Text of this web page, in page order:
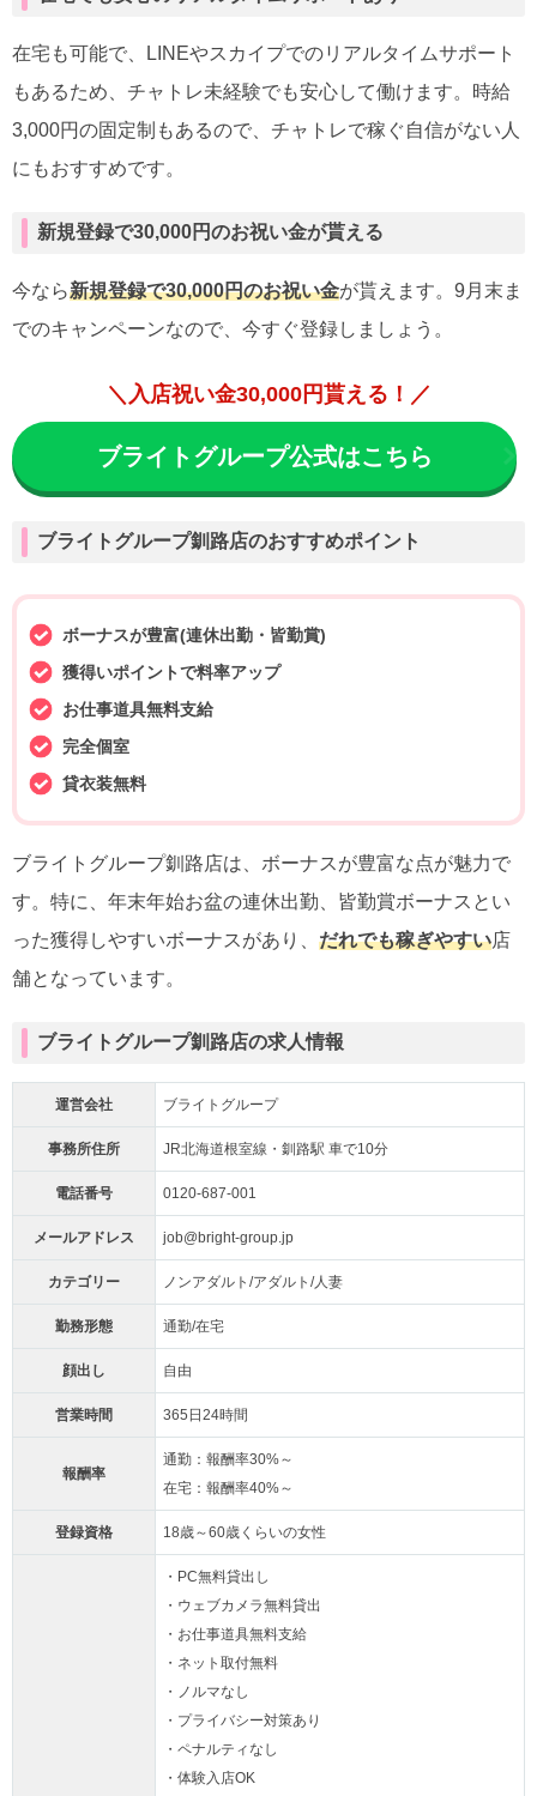
在宅も可能で、LINEやスカイプでのリアルタイムサポート
もあるため、チャトレ未経験でも安心して働けます。時給
3,000円の固定制もあるので、チャトレで稼ぐ自信がない人
にもおすすめです。
新規登録で30,000円のお祝い金が貰える
今なら新規登録で30,000円のお祝い金が貰えます。9月末ま
でのキャンペーンなので、今すぐ登録しましょう。
＼入店祝い金30,000円貰える！／
ブライトグループ公式はこちら
ブライトグループ釧路店のおすすめポイント
ボーナスが豊富(連休出勤・皆勤賞)
獲得いポイントで料率アップ
お仕事道具無料支給
完全個室
貸衣装無料
ブライトグループ釧路店は、ボーナスが豊富な点が魅力で
す。特に、年末年始お盆の連休出勤、皆勤賞ボーナスとい
った獲得しやすいボーナスがあり、 だれでも稼ぎやすい店
舗となっています。
ブライトグループ釧路店の求人情報
運営会社 ブライトグループ
事務所住所 JR北海道根室線・釧路駅 車で10分
電話番号 0120-687-001
メールアドレス job@bright-group.jp
カテゴリー ノンアダルト/アダルト/人妻
勤務形態 通勤/在宅
顔出し 自由
営業時間 365日24時間
報酬率
通勤：報酬率30%～
在宅：報酬率40%～
登録資格 18歳～60歳くらいの女性
・PC無料貸出し
・ウェブカメラ無料貸出
・お仕事道具無料支給
・ネット取付無料
・ノルマなし
・プライバシー対策あり
・ペナルティなし
・体験入店OK